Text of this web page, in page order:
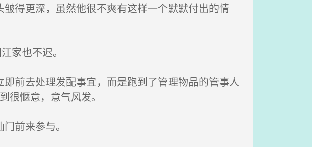
得更深，虽然他很不爽有这样一个默默付出的情
家也不迟。
前去处理发配事宜，而是跑到了管理物品的管事人
很惬意，意气风发。
前来参与。